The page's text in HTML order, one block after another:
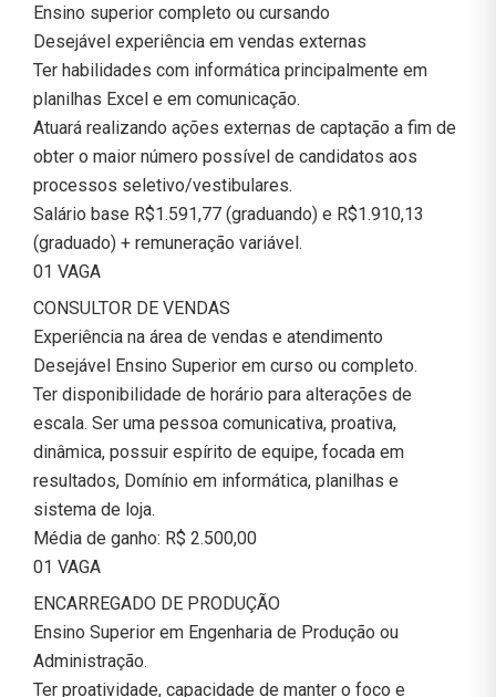
Ensino superior completo ou cursando
Desejável experiência em vendas externas
Ter habilidades com informática principalmente em
planilhas Excel e em comunicação.
Atuará realizando ações externas de captação a fim de
obter o maior número possível de candidatos aos
processos seletivo/vestibulares.
Salário base R$1.591,77 (graduando) e R$1.910,13
(graduado) + remuneração variável.
01 VAGA
CONSULTOR DE VENDAS
Experiência na área de vendas e atendimento
Desejável Ensino Superior em curso ou completo.
Ter disponibilidade de horário para alterações de
escala. Ser uma pessoa comunicativa, proativa,
dinâmica, possuir espírito de equipe, focada em
resultados, Domínio em informática, planilhas e
sistema de loja.
Média de ganho: R$ 2.500,00
01 VAGA
ENCARREGADO DE PRODUÇÃO
Ensino Superior em Engenharia de Produção ou
Administração.
Ter proatividade, capacidade de manter o foco e